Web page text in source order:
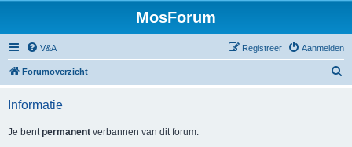
MosForum
V&A Aanmelden
Registreer
Forumoverzicht
Informatie
Je bentpermanent verbannen van dit forum.